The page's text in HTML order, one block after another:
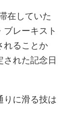
在していた
レーキスト
れることか
された記念日
りに滑る技は